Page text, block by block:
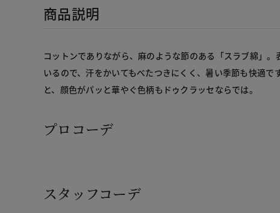
商品説明
コットンでありながら、麻のような節のある「スラブ綿」。
いるので、汗をかいてもべたつきにくく、暑い季節も快適で
と、顔色がパッと華やぐ色柄もドゥクラッセならでは。
プロコーデ
スタッフコーデ